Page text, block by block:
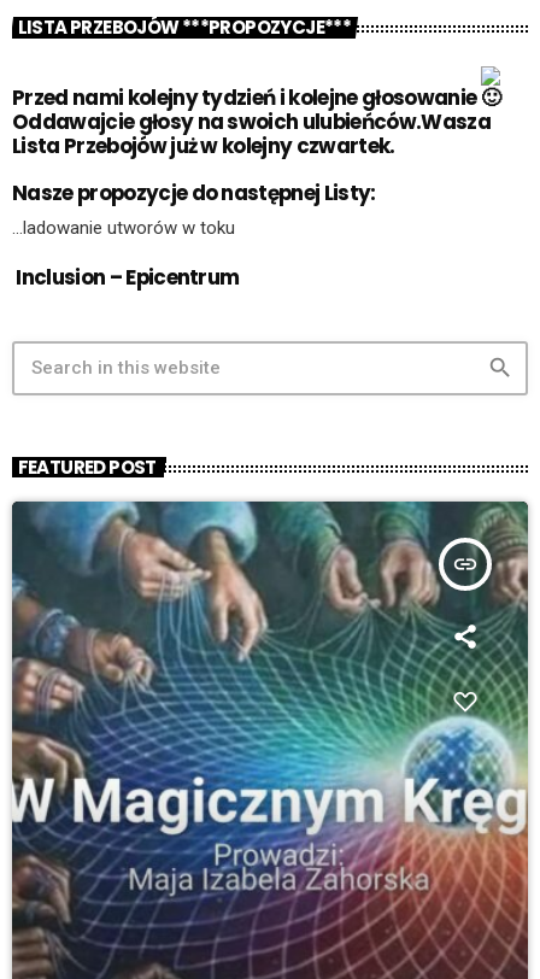
LISTA PRZEBOJÓW ***PROPOZYCJE***
Przed nami kolejny tydzień i kolejne głosowanie
Oddawajcie głosy na swoich ulubieńców.Wasza
Lista Przebojów już w kolejny czwartek.
Nasze propozycje do następnej Listy:
…ladowanie utworów w toku
Inclusion – Epicentrum
search
FEATURED POST
insert_link